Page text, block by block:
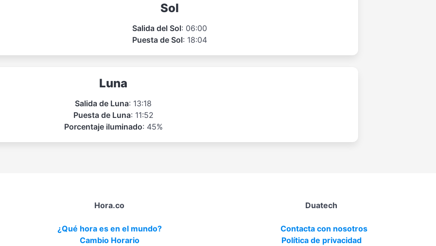
Sol
Salida del Sol: 06:00
Puesta de Sol: 18:04
Luna
Salida de Luna: 13:18
Puesta de Luna: 11:52
Porcentaje iluminado: 45%
Hora.co
¿Qué hora es en el mundo?
Cambio Horario
Duatech
Contacta con nosotros
Política de privacidad